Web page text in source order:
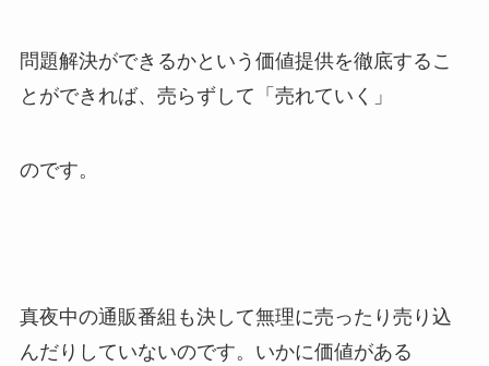
問題解決ができるかという価値提供を徹底するこ
とができれば、売らずして「売れていく」
のです。
真夜中の通販番組も決して無理に売ったり売り込
んだりしていないのです。いかに価値がある